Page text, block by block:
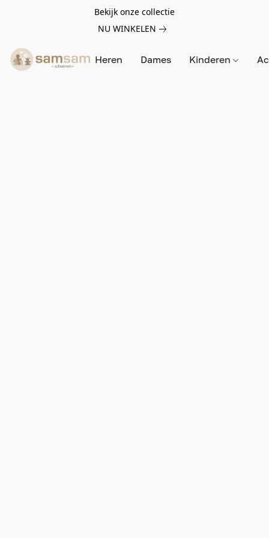
Bekijk onze collectie
NU WINKELEN
Heren Dames Kinderen